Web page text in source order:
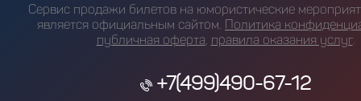
Сервис продажи билетов на юмористические
является официальным сайтом. Политика
публичная оферта правила оказания услуг.
+7(499)490-67-12